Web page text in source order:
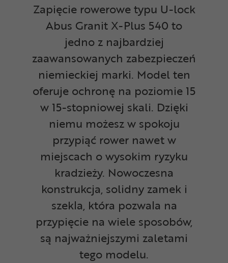
Zapięcie rowerowe typu U-lock
Abus Granit X-Plus 540 to
jedno z najbardziej
zaawansowanych zabezpieczeń
niemieckiej marki. Model ten
oferuje ochronę na poziomie 15
w 15-stopniowej skali. Dzięki
niemu możesz w spokoju
przypiąć rower nawet w
miejscach o wysokim ryzyku
kradzieży. Nowoczesna
konstrukcja, solidny zamek i
szekla, która pozwala na
przypięcie na wiele sposobów,
są najważniejszymi zaletami
tego modelu.